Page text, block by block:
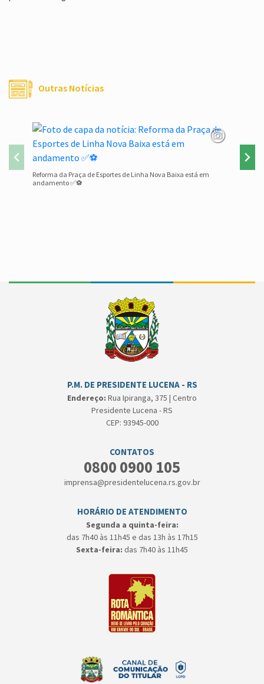
Outras Notícias
Reforma da Praça de Esportes de Linha Nova Baixa está em
andamento ✅⚽
Família
P.M. DE PRESIDENTE LUCENA - RS
Endereço: Rua Ipiranga, 375 | Centro
Presidente Lucena - RS
CEP: 93945-000
CONTATOS
0800 0900 105
imprensa@presidentelucena.rs.gov.br
HORÁRIO DE ATENDIMENTO
Segunda a quinta-feira:
das 7h40 às 11h45 e das 13h às 17h15
Sexta-feira: das 7h40 às 11h45